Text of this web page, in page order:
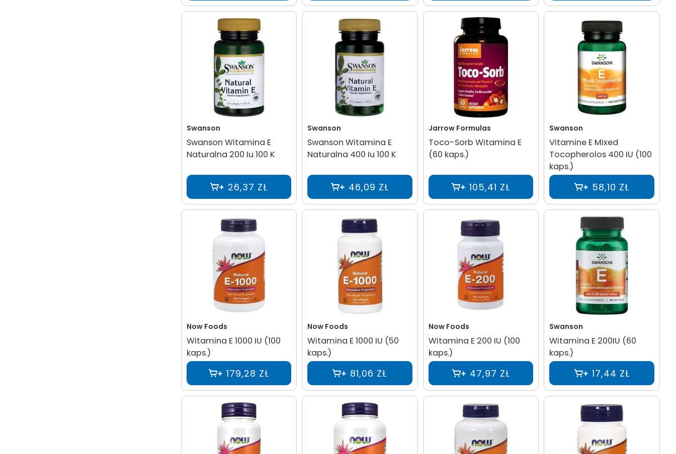
Swanson
Swanson Witamina E
Naturalna 200 Iu 100 K
26,37 ZŁ
Swanson
Swanson Witamina E
Naturalna 400 Iu 100 K
46,09 ZŁ
Jarrow Formulas
Toco-Sorb Witamina E
(60 kaps.)
105,41 ZŁ
Swanson
Vitamine E Mixed
Tocopherolos 400 IU (100
kaps.)
58,10 ZŁ
Now Foods
Witamina E 1000 IU (100
kaps.)
179,28 ZŁ
Now Foods
Witamina E 1000 IU (50
kaps.)
81,06 ZŁ
Now Foods
Witamina E 200 IU (100
kaps.)
47,97 ZŁ
Swanson
Witamina E 200IU (60
kaps.)
17,44 ZŁ